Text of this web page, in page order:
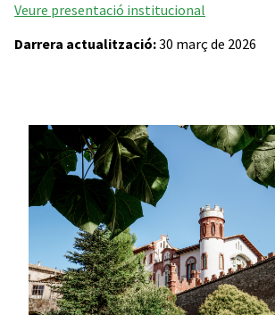
Veure presentació institucional
Darrera actualització:30 març de 2026